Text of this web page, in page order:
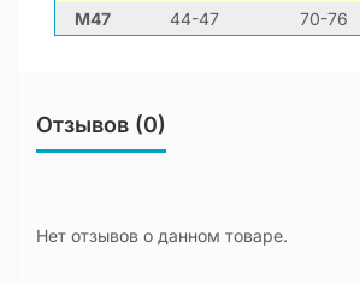
М47 44-47 70-76
Отзывов (0)
Нет отзывов о данном товаре.